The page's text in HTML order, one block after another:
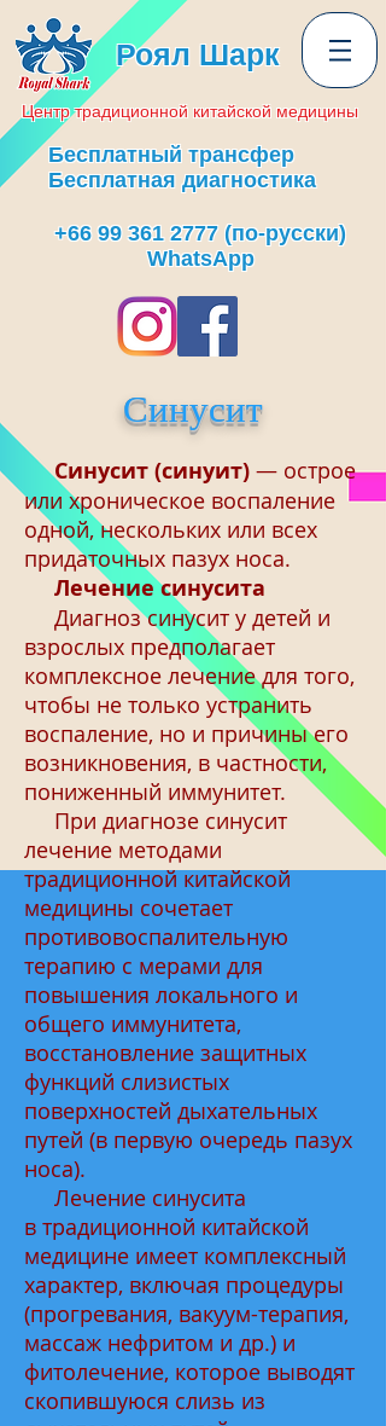
Роял Шарк
Центртрадиционной китайской медицины
Бесплатный трансфер
Бесплатная диагностика
+66 99 361 2777 (по-русски)
WhatsApp
Синусит
Синусит (синуит) — острое
или хроническое воспаление
одной, нескольких или всех
придаточных пазух носа.
Лечение синусита
Диагноз синусит у детей и
взрослых предполагает
комплексное лечение для того,
чтобы не только устранить
воспаление, но и причины его
возникновения, в частности,
пониженный иммунитет.
При диагнозе синусит
лечение методами
традиционной китайской
медицины сочетает
противовоспалительную
терапию с мерами для
повышения локального и
общего иммунитета,
восстановление защитных
функций слизистых
поверхностей дыхательных
путей (в первую очередь пазух
носа).
Лечение синусита
в традиционной китайской
медицине имеет комплексный
характер, включая процедуры
(прогревания, вакуум-терапия,
массаж нефритом и др.) и
фитолечение, которое выводят
скопившуюся слизь из